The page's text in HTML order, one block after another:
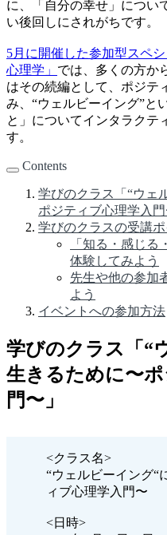
に、「自分の幸せ」につい
い後回しにされがちです。
5月に開催した参加型スペ
心理学」 では、多くの方か
はその続編として、ポジテ
み、“ウェルビーイング”と
と」についてインタラクテ
す。
Contents
学びのクラス「“ウェ
ポジティブ心理学入門
学びのクラスの受講ポ
「知る・感じ
体験してみよう
先生や他の参加
よう
イベントへの参加方法
学びのクラス「“
生きるために〜
門〜」
<クラス名>
“ウェルビーイング“
ィブ心理学入門〜
<日時>